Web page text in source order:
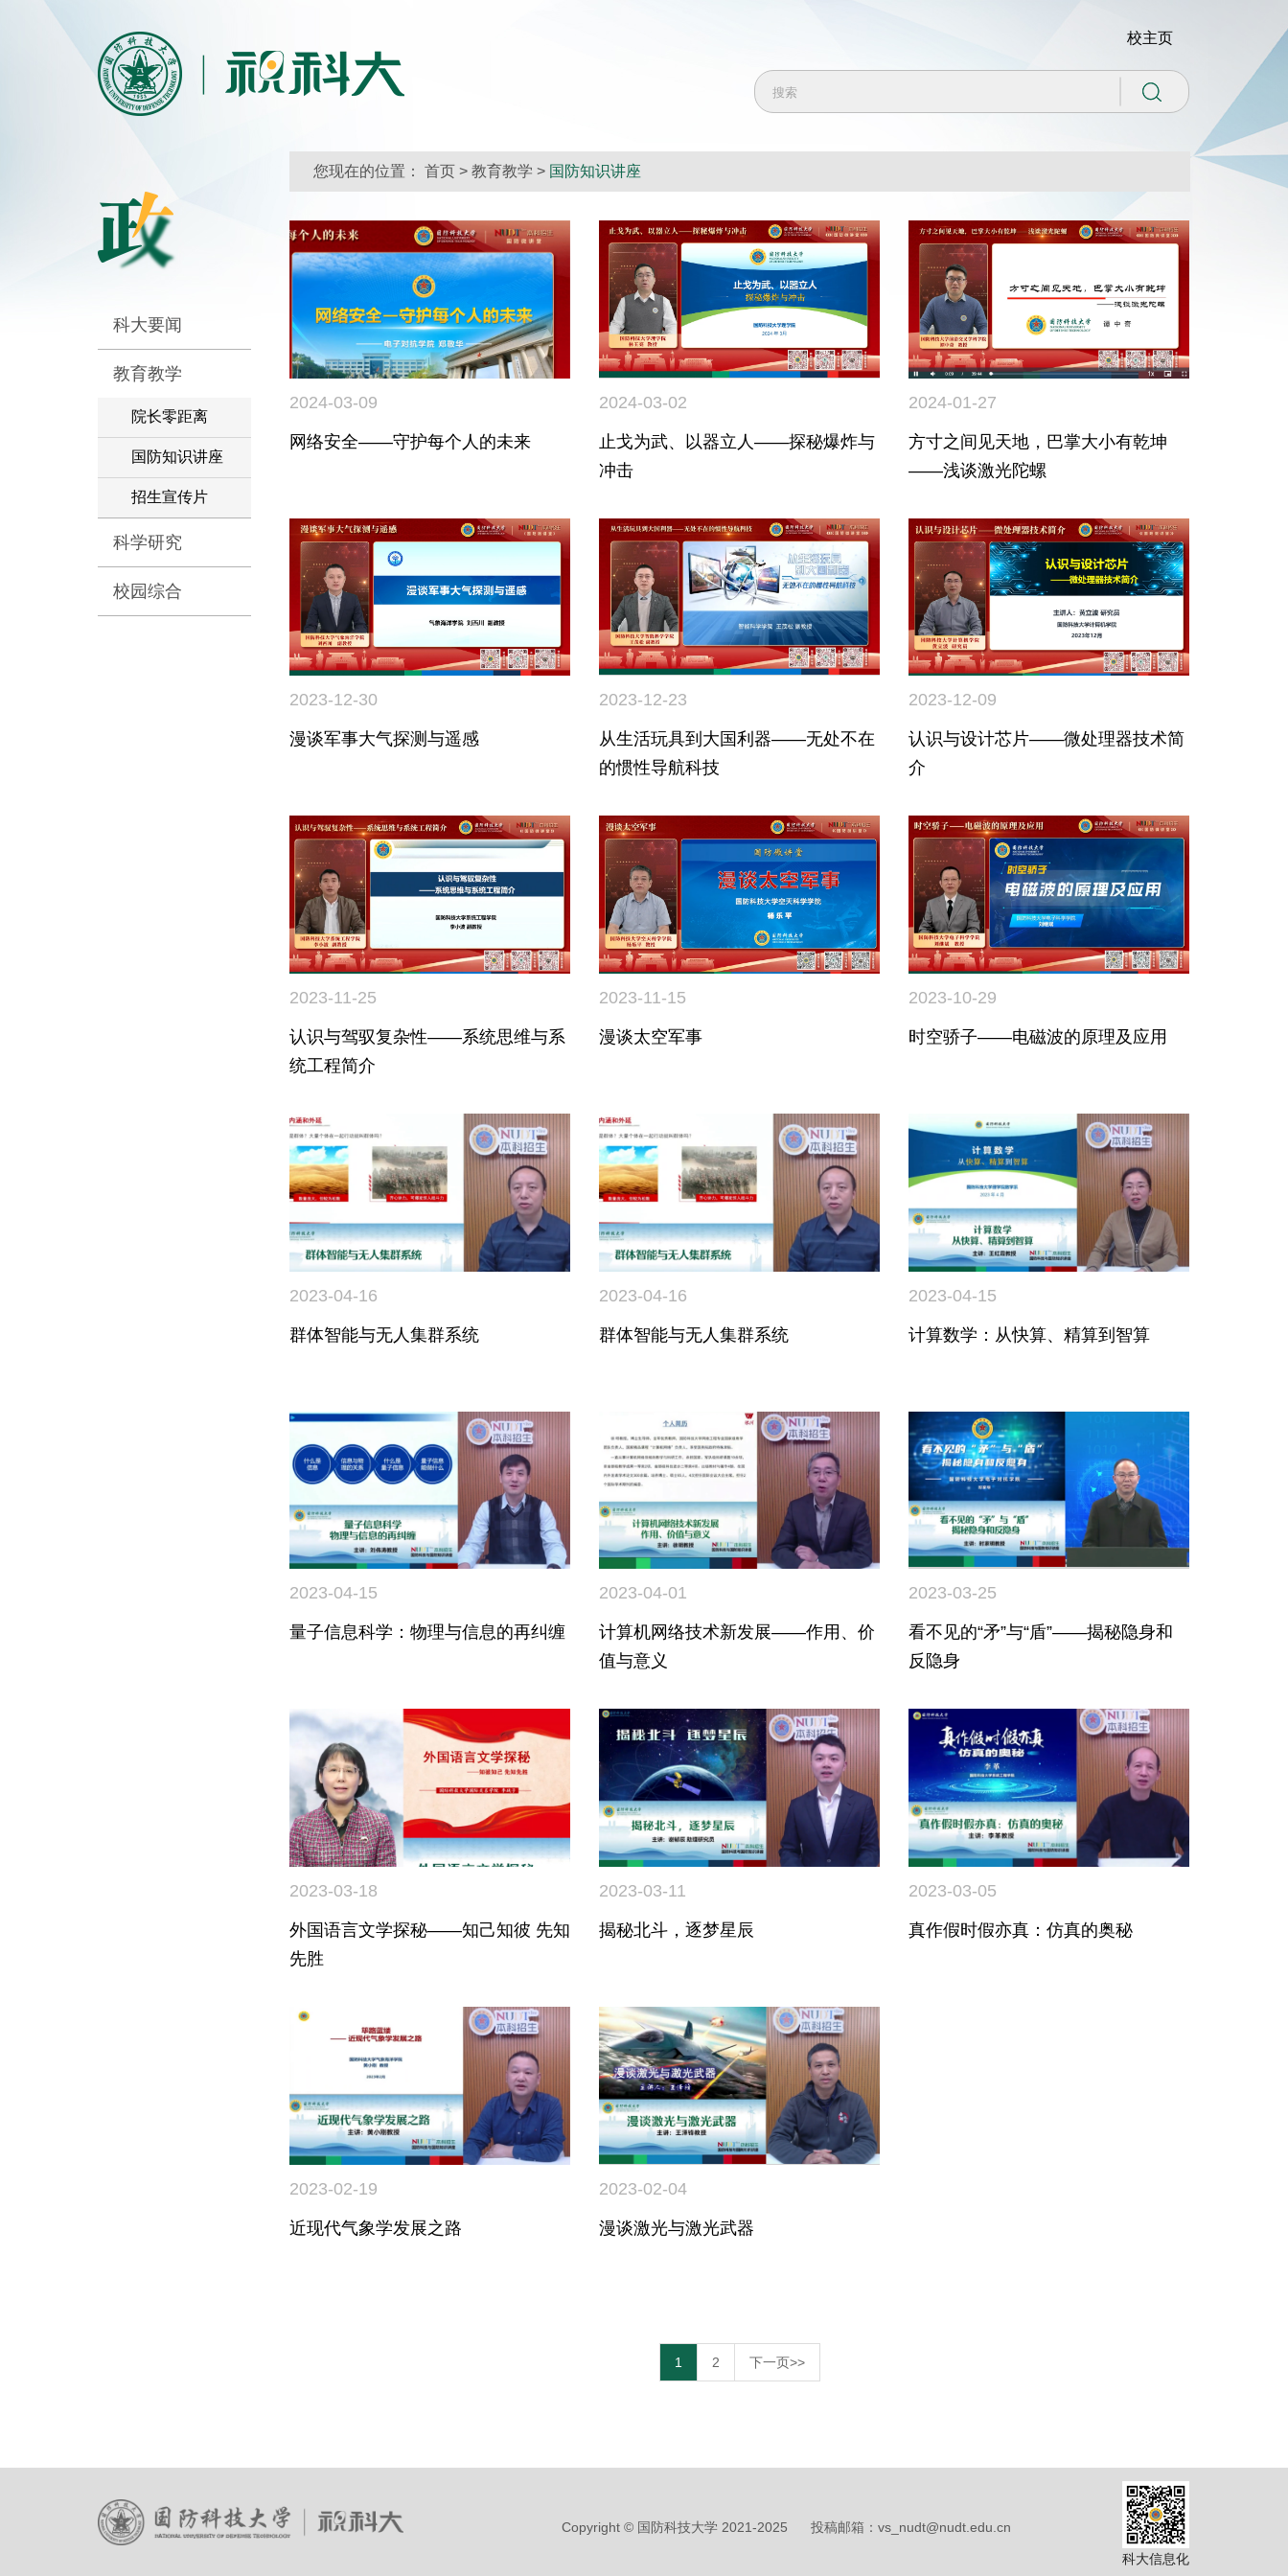
校主页
您现在的位置： 首页 > 教育教学 > 国防知识讲座
科大要闻
教育教学
院长零距离
国防知识讲座
招生宣传片
科学研究
校园综合
2024-03-09
网络安全——守护每个人的未来
2024-03-02
止戈为武、以器立人——探秘爆炸与
冲击
2024-01-27
方寸之间见天地，巴掌大小有乾坤
——浅谈激光陀螺
2023-12-30
漫谈军事大气探测与遥感
2023-12-23
从生活玩具到大国利器——无处不在
的惯性导航科技
2023-12-09
认识与设计芯片——微处理器技术简
介
2023-11-25
认识与驾驭复杂性——系统思维与系
统工程简介
2023-11-15
漫谈太空军事
2023-10-29
时空骄子——电磁波的原理及应用
2023-04-16
群体智能与无人集群系统
2023-04-16
群体智能与无人集群系统
2023-04-15
计算数学：从快算、精算到智算
2023-04-15
量子信息科学：物理与信息的再纠缠
2023-04-01
计算机网络技术新发展——作用、价
值与意义
2023-03-25
看不见的“矛”与“盾”——揭秘隐身和
反隐身
2023-03-18
外国语言文学探秘——知己知彼 先知
先胜
2023-03-11
揭秘北斗，逐梦星辰
2023-03-05
真作假时假亦真：仿真的奥秘
2023-02-19
近现代气象学发展之路
2023-02-04
漫谈激光与激光武器
1 2 下一页>>
科大信息化
Copyright © 国防科技大学 2021-2025 投稿邮箱：vs_nudt@nudt.edu.cn